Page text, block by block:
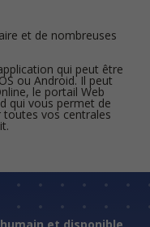
et de nombreuses
qui peut être
ou Android. Il peut
le portail Web
qui vous permet de
vos centrales